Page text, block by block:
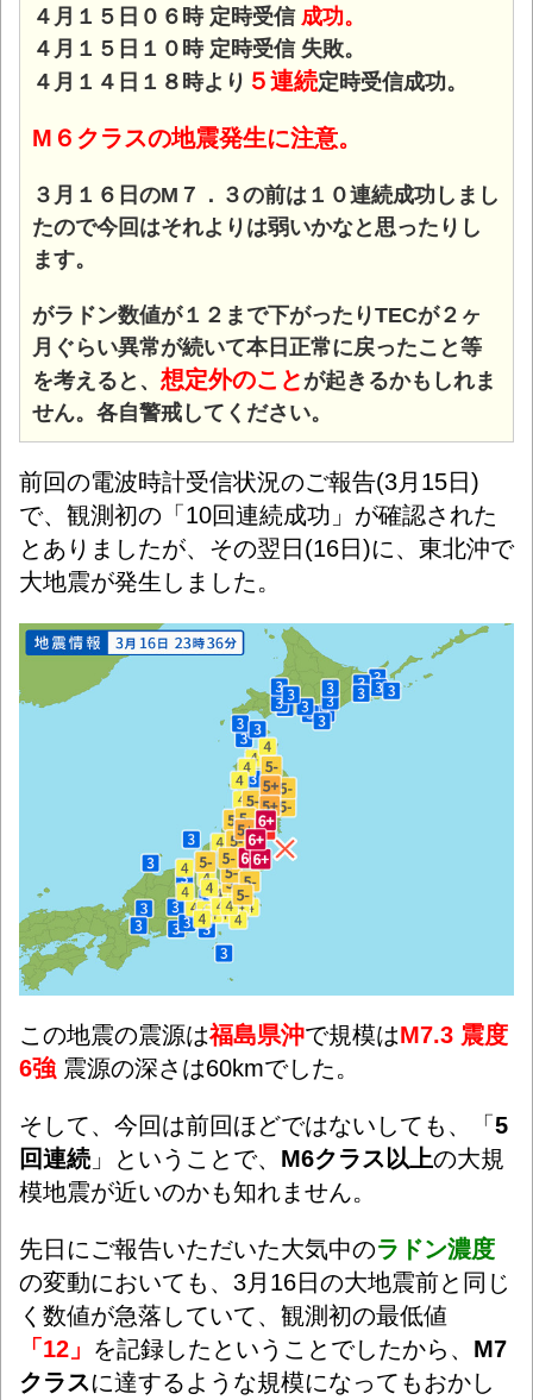
４月１５日０６時 定時受信 成功。
４月１５日１０時 定時受信 失敗。
４月１４日１８時より ５連続定時受信成功。
M６クラスの地震発生に注意。
３月１６日のM７．３の前は１０連続成功しまし
たので今回はそれよりは弱いかなと思ったりし
ます。
がラドン数値が１２まで下がったりTECが２ヶ
月ぐらい異常が続いて本日正常に戻ったこと等
を考えると、 想定外のこと が起きるかもしれま
せん。各自警戒してください。
前回の電波時計受信状況のご報告(3月15日)
で、観測初の「 10回連続成功」が確認された
とありましたが、その翌日(16日)に、東北沖で
大地震が発生しました。
この地震の震源は福島県沖で規模はM7.3 震度
6強 震源の深さは60kmでした。
そして、今回は前回ほどではないしても、「 5
回連続 」ということで、 M6クラス以上の大規
模地震が近いのかも知れません。
先日にご報告いただいた大気中のラドン濃度
の変動においても、3月16日の大地震前と同じ
く数値が急落していて、観測初の最低値
「12」 を記録したということでしたから、 M7
クラスに達するような規模になってもおかし